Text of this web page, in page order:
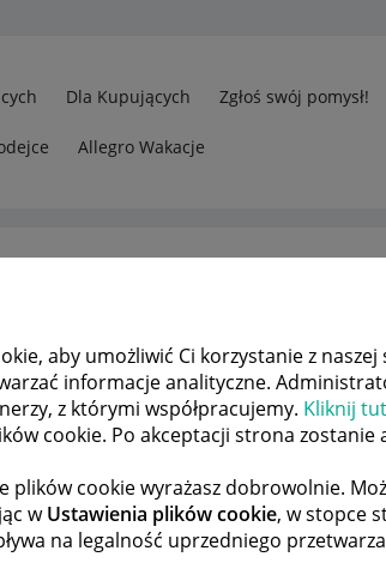
aby umożliwić Ci korzystanie z
informacje analityczne.
z którymi współpracujemy. Kliknij
cookie. Po akceptacji strona
plików cookie wyrażasz dobrowolnie.
wUstawienia plików cookie, w stopce
na legalność uprzedniego
Dla Kupujących Zgłoś swój pomysł!
Allegro Wakacje